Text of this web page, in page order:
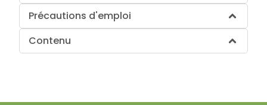
Précautions d'emploi
Contenu